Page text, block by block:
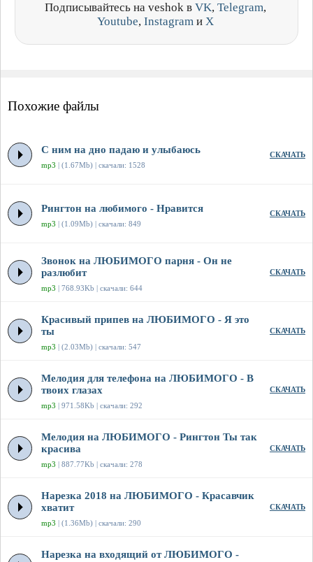
Подписывайтесь на veshok в VK, Telegram,
Youtube, Instagram и X
Похожие файлы
С ним на дно падаю и улыбаюсь
mp3 | (1.67Mb) | скачали: 1528
СКАЧАТЬ
Рингтон на любимого - Нравится
mp3 | (1.09Mb) | скачали: 849
СКАЧАТЬ
Звонок на ЛЮБИМОГО парня - Он не
разлюбит
mp3 | 768.93Kb | скачали: 644
СКАЧАТЬ
Красивый припев на ЛЮБИМОГО - Я это
ты
mp3 | (2.03Mb) | скачали: 547
СКАЧАТЬ
Мелодия для телефона на ЛЮБИМОГО - В
твоих глазах
mp3 | 971.58Kb | скачали: 292
СКАЧАТЬ
Мелодия на ЛЮБИМОГО - Рингтон Ты так
красива
mp3 | 887.77Kb | скачали: 278
СКАЧАТЬ
Нарезка 2018 на ЛЮБИМОГО - Красавчик
хватит
mp3 | (1.36Mb) | скачали: 290
СКАЧАТЬ
Нарезка на входящий от ЛЮБИМОГО -